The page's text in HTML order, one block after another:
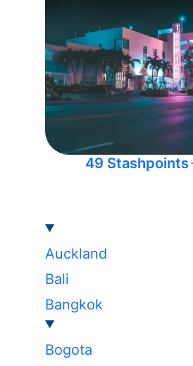
49 Stashpoints
Auckland
Bali
Bangkok
Bogota